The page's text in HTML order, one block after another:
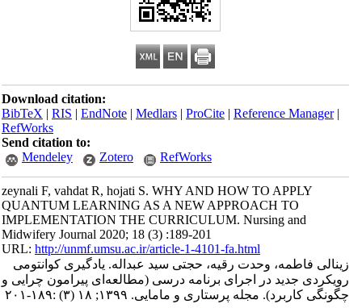
Download citation:
BibTeX|RIS|EndNote|Medlars|ProCite|Reference Manager
RefWorks
Send citation to:
Mendeley
Zotero RefWorks
zeynali F, vahdat R, hojati S. WHY AND HOW TO APPLY
QUANTUM LEARNING AS A NEW APPROACH TO
IMPLEMENTATION THE CURRICULUM. Nursing and
Midwifery Journal 2020; 18 (3) :189-201
URL:http://unmf.umsu.ac.ir/article-1-4101-fa.html
زینالی فاطمه، وحدت رقیه، حجتی سید عبداله. یادگیری کوانتومی
رویکردی جدید در اجرای برنامه درسی (مطالعه‌ای پیرامون چرایی و
چگونگی کاربرد). مجله پرستاری و مامایی. ۱۳۹۹; ۱۸ (۳) :۱۸۹-۲۰۱